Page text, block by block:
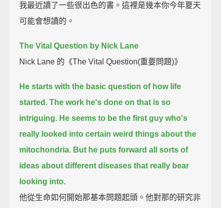
我最近讀了一些很出色的書。這裡是幾本你今年夏天
可能會想讀的。
The Vital Question by Nick Lane
Nick Lane 的《The Vital Question(重要問題)》
He starts with the basic question of how life
started. The work he's done on that is so
intriguing. He seems to be the first guy who's
really looked into certain weird things about the
mitochondria. But he puts forward all sorts of
ideas about different diseases that really bear
looking into.
他從生命如何開始那基本問題起頭。他對那的研究非